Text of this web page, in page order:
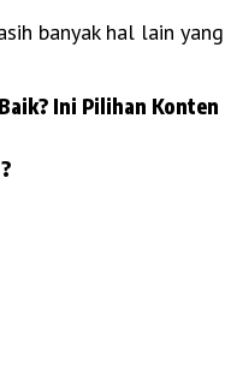
banyak hal lain
Ini Pilihan